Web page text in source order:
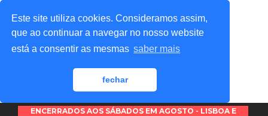
Este site utiliza cookies. Consideramos assim,
que ao continuar a navegar no nosso website
está a consentir as mesmas saber mais
fechar
ENCERRADOS AOS SÁBADOS EM AGOSTO - LISBOA E